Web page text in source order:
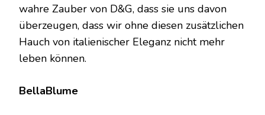
wahre Zauber von D&G, dass sie uns davon
überzeugen, dass wir ohne diesen zusätzlichen
Hauch von italienischer Eleganz nicht mehr
leben können.
BellaBlume